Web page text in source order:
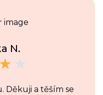
N.
Děkuji a těším se